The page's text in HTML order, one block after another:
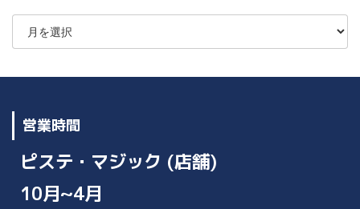
ア
カ
ブ
営業時間
ピステ・マジック (店舗)
10月~4月